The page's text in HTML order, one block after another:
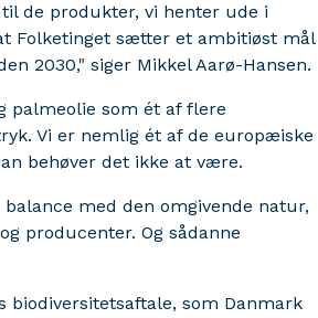
de produkter, vi henter ude i
Folketinget sætter et ambitiøst mål
2030," siger Mikkel Aarø-Hansen.
palmeolie som ét af flere
Vi er nemlig ét af de europæiske
behøver det ikke at være.
balance med den omgivende natur,
producenter. Og sådanne
som Danmark